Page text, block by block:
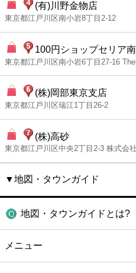
(有)川野金物店
東京都江戸川区南小岩8丁目2-12
100円ショップセリア
東京都江戸川区南小岩6丁目27-16
(株)岡部東京支店
東京都江戸川区瑞江1丁目26-2
(株)高砂
東京都江戸川区中央2丁目2-3 株式会
▼地図・タウンガイド
地図・タウンガイドとは?
メニュー